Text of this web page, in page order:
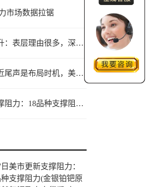
市场数据拉锯
非农前黄金暴力拉升：表层理由很多，深层逻辑却让人困惑
机构：黄金回调接近尾声是布局时机，美元后市或走弱转为利多因素
8月6日美市更新支撑阻力：18品种支撑阻力(金银铂钯原油天然气铜及十大货币对)
美市更新支撑阻力：
种支撑阻力(金银铂钯原